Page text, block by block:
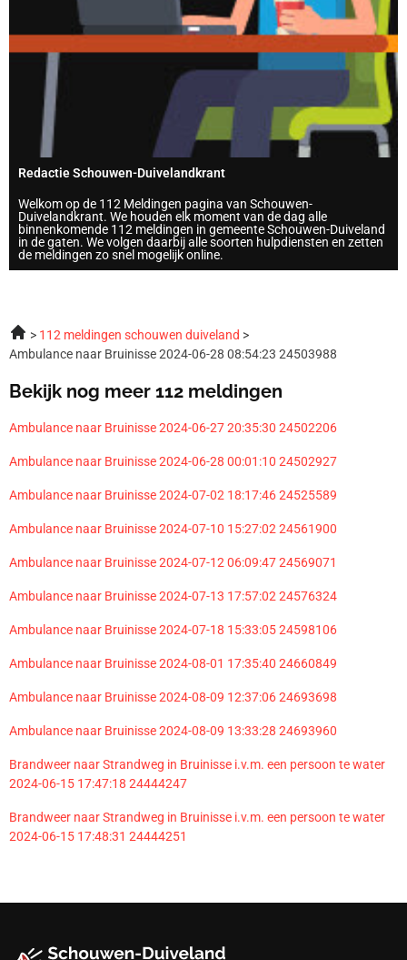
Redactie Schouwen-Duivelandkrant
Welkom op de 112 Meldingen pagina van Schouwen-
Duivelandkrant. We houden elk moment van de dag alle
binnenkomende 112 meldingen in gemeente Schouwen-Duiveland
in de gaten. We volgen daarbij alle soorten hulpdiensten en zetten
de meldingen zo snel mogelijk online.
112 meldingen schouwen duiveland
Ambulance naar Bruinisse 2024-06-28 08:54:23 24503988
Bekijk nog meer 112 meldingen
Ambulance naar Bruinisse 2024-06-27 20:35:30 24502206
Ambulance naar Bruinisse 2024-06-28 00:01:10 24502927
Ambulance naar Bruinisse 2024-07-02 18:17:46 24525589
Ambulance naar Bruinisse 2024-07-10 15:27:02 24561900
Ambulance naar Bruinisse 2024-07-12 06:09:47 24569071
Ambulance naar Bruinisse 2024-07-13 17:57:02 24576324
Ambulance naar Bruinisse 2024-07-18 15:33:05 24598106
Ambulance naar Bruinisse 2024-08-01 17:35:40 24660849
Ambulance naar Bruinisse 2024-08-09 12:37:06 24693698
Ambulance naar Bruinisse 2024-08-09 13:33:28 24693960
Brandweer naar Strandweg in Bruinisse i.v.m. een persoon te water
2024-06-15 17:47:18 24444247
Brandweer naar Strandweg in Bruinisse i.v.m. een persoon te water
2024-06-15 17:48:31 24444251